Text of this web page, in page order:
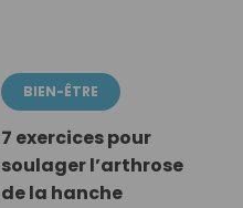
BIEN-ÊTRE
7 exercices pour
soulager l’arthrose
de la hanche